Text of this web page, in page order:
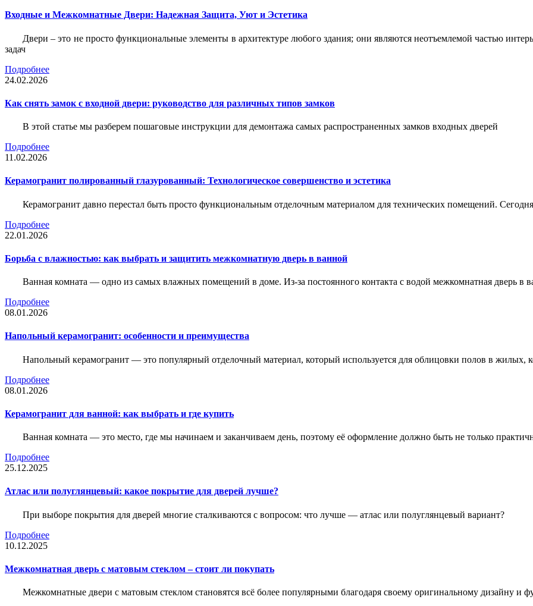
Входные и Межкомнатные Двери: Надежная Защита, Уют и Эстетика
Двери – это не просто функциональные элементы в архитектуре любого здания; они являются неотъемлемой частью
задач
Подробнее
24.02.2026
Как снять замок с входной двери: руководство для различных типов замков
В этой статье мы разберем пошаговые инструкции для демонтажа самых распространенных замков входных дверей
Подробнее
11.02.2026
Керамогранит полированный глазурованный: Технологическое совершенство и эстетика
Керамогранит давно перестал быть просто функциональным отделочным материалом для технических помещений.
Подробнее
22.01.2026
Борьба с влажностью: как выбрать и защитить межкомнатную дверь в ванной
Ванная комната — одно из самых влажных помещений в доме. Из-за постоянного контакта с водой межкомнатная дверь в
Подробнее
08.01.2026
Напольный керамогранит: особенности и преимущества
Напольный керамогранит — это популярный отделочный материал, который используется для облицовки полов в
Подробнее
08.01.2026
Керамогранит для ванной: как выбрать и где купить
Ванная комната — это место, где мы начинаем и заканчиваем день, поэтому её оформление должно быть не только
Подробнее
25.12.2025
Атлас или полуглянцевый: какое покрытие для дверей лучше?
При выборе покрытия для дверей многие сталкиваются с вопросом: что лучше — атлас или полуглянцевый вариант?
Подробнее
10.12.2025
Межкомнатная дверь с матовым стеклом – стоит ли покупать
Межкомнатные двери с матовым стеклом становятся всё более популярными благодаря своему оригинальному дизайну и